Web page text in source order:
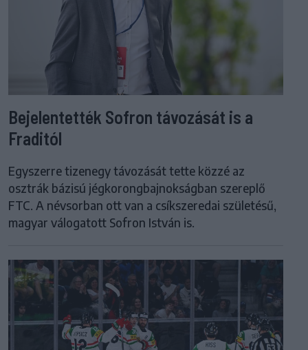
Bejelentették Sofron távozását is a
Fraditól
Egyszerre tizenegy távozását tette közzé az
osztrák bázisú jégkorongbajnokságban szereplő
FTC. A névsorban ott van a csíkszeredai születésű,
magyar válogatott Sofron István is.